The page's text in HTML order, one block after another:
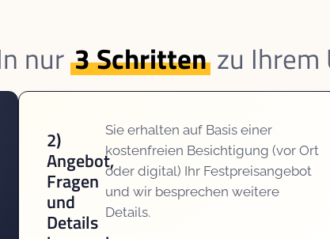
nur 3 Schritten zu Ihrem
2)
Angebot,
Fragen
und
Details
Sie erhalten auf Basis einer
kostenfreien Besichtigung (vor Ort
oder digital) Ihr Festpreisangebot
und wir besprechen weitere
Details.